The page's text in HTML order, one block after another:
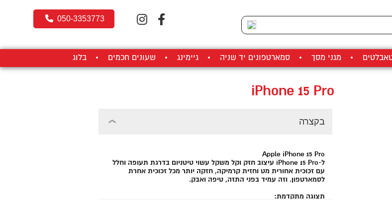
050-3353773
מגני מסך סמארטפונים יד שניה גיימינג שעונים חכמים בלוג
iPhone 15 Pro
בקצרה
Apple iPhone 15 Pro
ל-iPhone 15 Pro עיצוב חזק וקל משקל עשוי טיטניום בדרגת תעופה וחלל
עם זכוכית אחורית מט וחזית קרמיקה, חזקה יותר מכל זכוכית אחרת
לסמארטפון. וזה עמיד בפני התזה, טיפה ואבק.
תצוגה מתקדמת: